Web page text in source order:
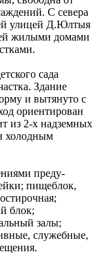
С севера
улицей Д.Юлтыя
жилыми домами
сада
Здание
и вытянуто с
ориентирован
из 2-х надземных
холодным
преду­
пищеблок,
блок;
залы;
служебные,